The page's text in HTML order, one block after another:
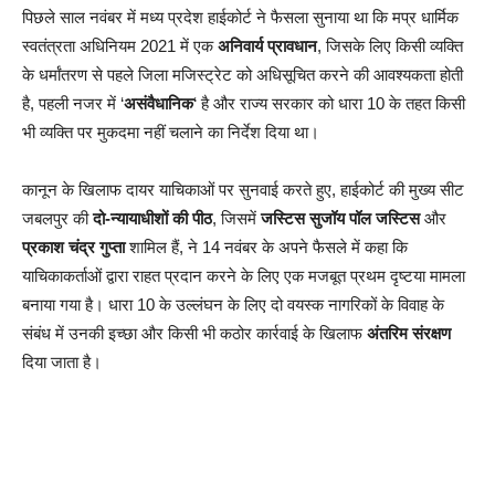
पिछले साल नवंबर में मध्य प्रदेश हाईकोर्ट ने फैसला सुनाया था कि मप्र धार्मिक
स्वतंत्रता अधिनियम 2021 में एकअनिवार्य प्रावधान, जिसके लिए किसी व्यक्ति
के धर्मांतरण से पहले जिला मजिस्ट्रेट को अधिसूचित करने की आवश्यकता होती
है, पहली नजर में ‘असंवैधानिक‘ है और राज्य सरकार को धारा 10 के तहत किसी
भी व्यक्ति पर मुकदमा नहीं चलाने का निर्देश दिया था।
कानून के खिलाफ दायर याचिकाओं पर सुनवाई करते हुए, हाईकोर्ट की मुख्य सीट
जबलपुर कीदो-न्यायाधीशों की पीठ, जिसमेंजस्टिस सुजॉय पॉल जस्टिसऔर
प्रकाश चंद्र गुप्ताशामिल हैं, ने 14 नवंबर के अपने फैसले में कहा कि
याचिकाकर्ताओं द्वारा राहत प्रदान करने के लिए एक मजबूत प्रथम दृष्टया मामला
बनाया गया है। धारा 10 के उल्लंघन के लिए दो वयस्क नागरिकों के विवाह के
संबंध में उनकी इच्छा और किसी भी कठोर कार्रवाई के खिलाफअंतरिम संरक्षण
दिया जाता है।